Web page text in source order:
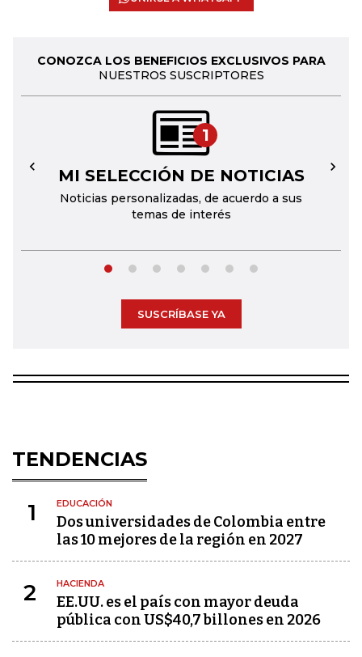
CONOZCA LOS BENEFICIOS EXCLUSIVOS PARA
NUESTROS SUSCRIPTORES
1
MI SELECCIÓN DE NOTICIAS
Noticias personalizadas, de acuerdo a sus
temas de interés
← →
SUSCRÍBASE YA
TENDENCIAS
1 EDUCACIÓN
Dos universidades de Colombia entre
las 10 mejores de la región en 2027
2 HACIENDA
EE.UU. es el país con mayor deuda
pública con US$40,7 billones en 2026